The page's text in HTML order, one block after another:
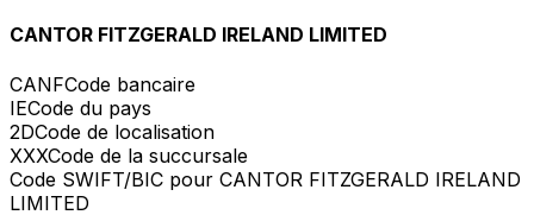
CANTOR FITZGERALD IRELAND LIMITED
CANFCode bancaire
IECode du pays
2DCode de localisation
XXXCode de la succursale
Code SWIFT/BIC pour CANTOR FITZGERALD IRELAND
LIMITED